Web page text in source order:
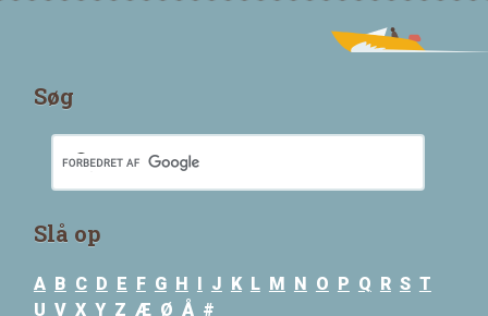
Søg
Slå op
A B C D E F G H I J K L M N O P Q R S T
U V X Y Z Æ Ø Å #